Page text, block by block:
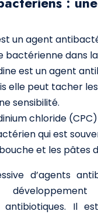
un agent
bactérienne dans
est un agent
elle peut tacher
sensibilité.
chloride
qui est
et les pâtes
d’agents
antibiotiques. Il